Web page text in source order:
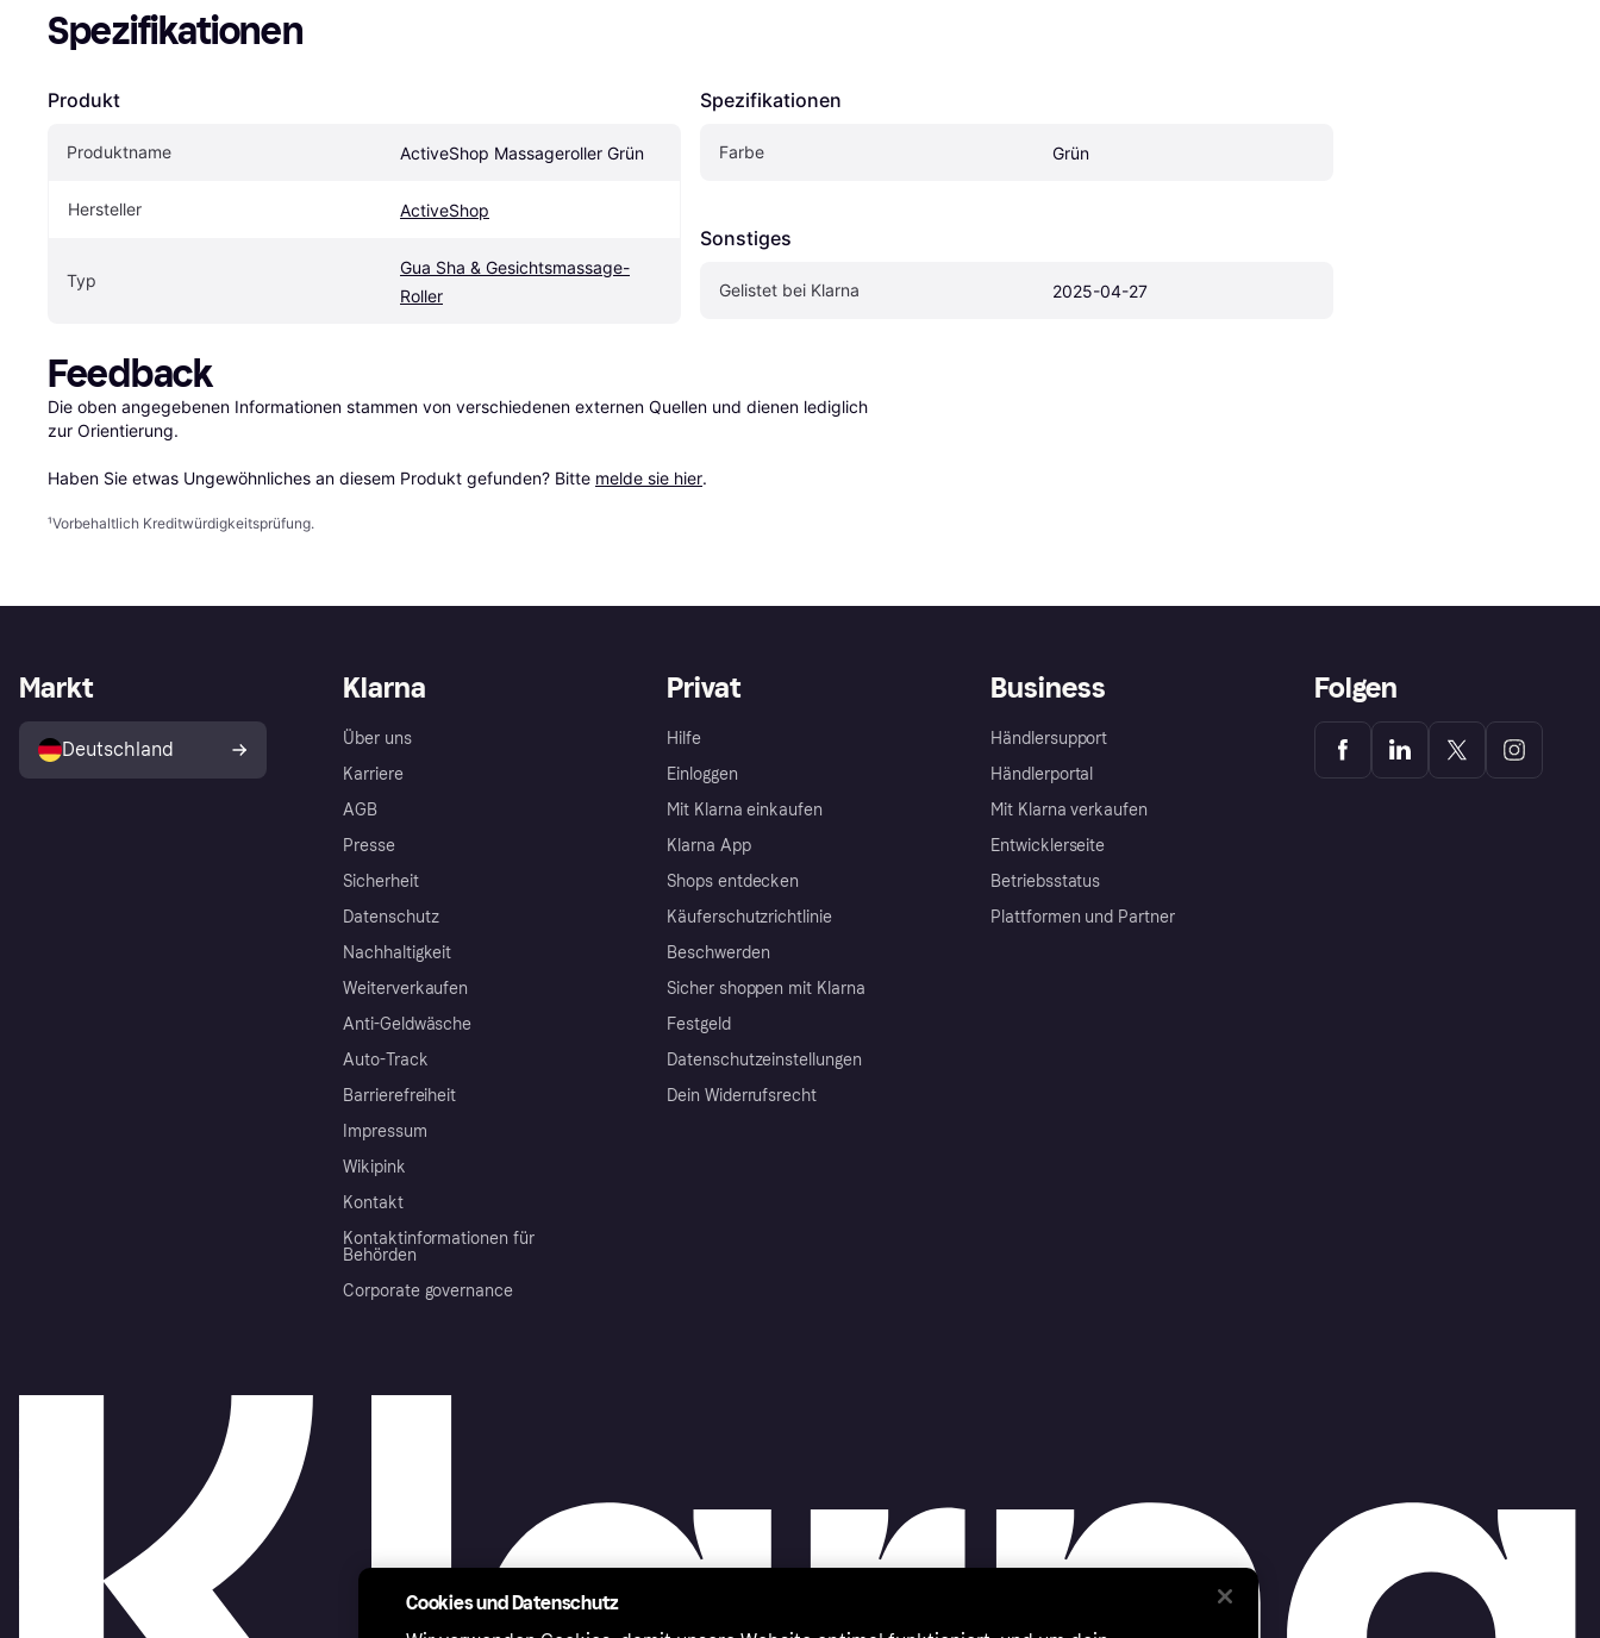
Spezifikationen
Produkt
Produktname ActiveShop Massageroller Grün
Hersteller ActiveShop
Typ
Gua Sha & Gesichtsmassage-
Roller
Spezifikationen
Farbe Grün
Sonstiges
Gelistet bei Klarna 2025-04-27
Feedback
Die oben angegebenen Informationen stammen von verschiedenen externen Quellen und dienen lediglich
zur Orientierung.
Haben Sie etwas Ungewöhnliches an diesem Produkt gefunden? Bitte melde sie hier.
¹Vorbehaltlich Kreditwürdigkeitsprüfung.
Klarna
Über uns
Karriere
AGB
Presse
Sicherheit
Datenschutz
Nachhaltigkeit
Weiterverkaufen
Anti-Geldwäsche
Auto-Track
Barrierefreiheit
Impressum
Wikipink
Kontakt
Kontaktinformationen für
Behörden
Corporate governance
Privat
Hilfe
Einloggen
Mit Klarna einkaufen
Klarna App
Shops entdecken
Käuferschutzrichtlinie
Beschwerden
Sicher shoppen mit Klarna
Festgeld
Datenschutzeinstellungen
Dein Widerrufsrecht
Business
Händlersupport
Händlerportal
Mit Klarna verkaufen
Entwicklerseite
Betriebsstatus
Plattformen und Partner
Markt
Deutschland
Folgen
Cookies und Datenschutz